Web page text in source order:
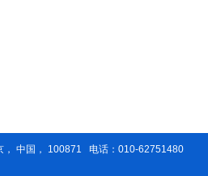
， 中国， 100871 电话：010-62751480